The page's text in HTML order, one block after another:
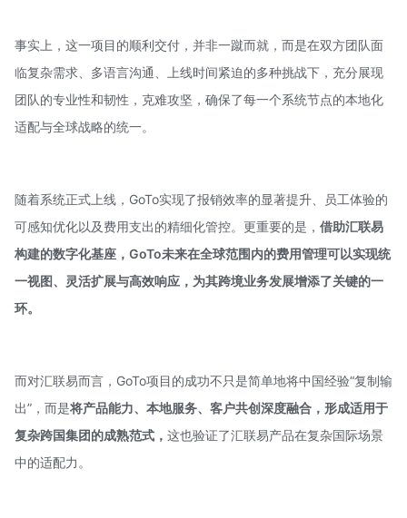
事实上，这一项目的顺利交付，并非一蹴而就，而是在双方团队面
临复杂需求、多语言沟通、上线时间紧迫的多种挑战下，充分展现
团队的专业性和韧性，克难攻坚，确保了每一个系统节点的本地化
适配与全球战略的统一。
随着系统正式上线，GoTo实现了报销效率的显著提升、员工体验的
可感知优化以及费用支出的精细化管控。更重要的是， 借助汇联易
构建的数字化基座，GoTo未来在全球范围内的费用管理可以实现统
一视图、灵活扩展与高效响应，为其跨境业务发展增添了关键的一
环。
而对汇联易而言，GoTo项目的成功不只是简单地将中国经验“复制输
出”，而是将产品能力、本地服务、客户共创深度融合，形成适用于
复杂跨国集团的成熟范式， 这也验证了汇联易产品在复杂国际场景
中的适配力。